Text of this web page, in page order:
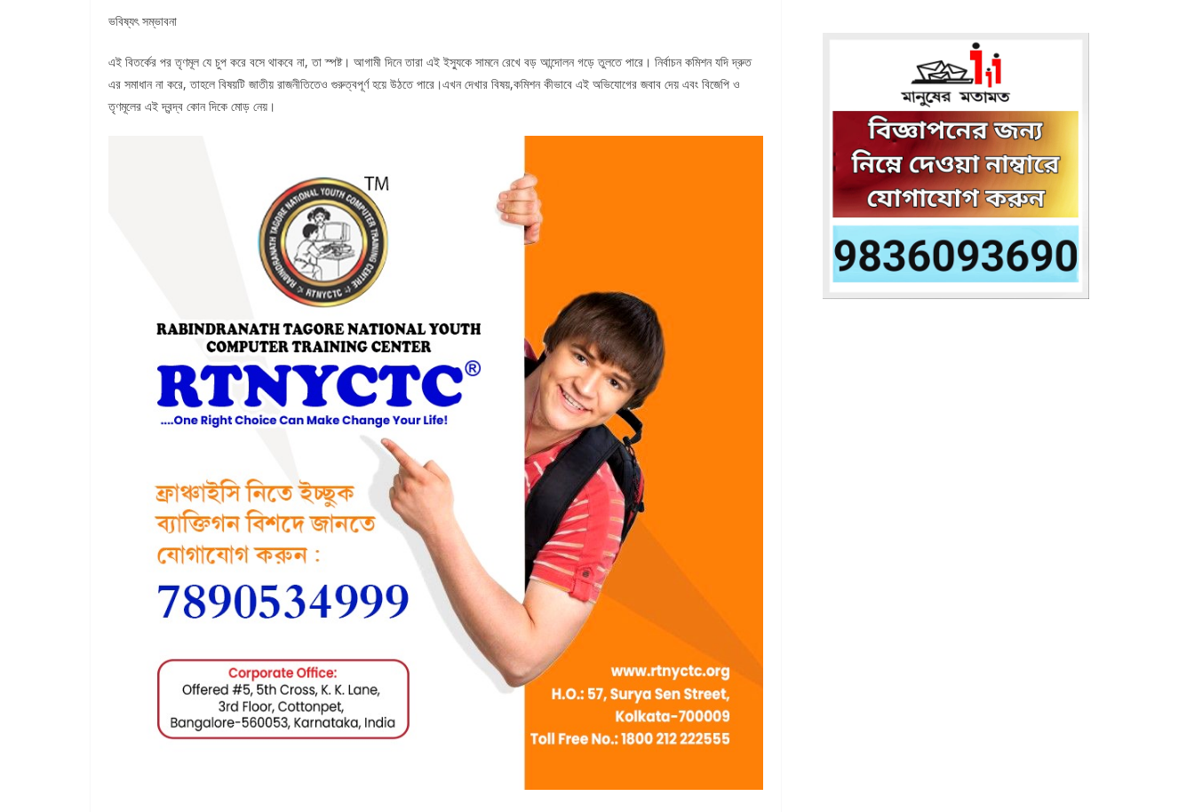
ভবিষ্যৎ সম্ভাবনা
এই বিতর্কের পর তৃণমূল যে চুপ করে বসে থাকবে না, তা স্পষ্ট। আগামী দিনে তারা এই ইস্যুকে সামনে রেখে বড় আন্দোলন গড়ে তুলতে পারে। নির্বাচন কমিশন যদি দ্রুত
এর সমাধান না করে, তাহলে বিষয়টি জাতীয় রাজনীতিতেও গুরুত্বপূর্ণ হয়ে উঠতে পারে।এখন দেখার বিষয়,কমিশন কীভাবে এই অভিযোগের জবাব দেয় এবং বিজেপি ও
তৃণমূলের এই দ্বন্দ্ব কোন দিকে মোড় নেয়।